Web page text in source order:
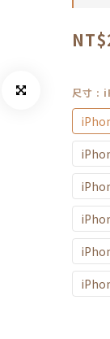
尺寸 :